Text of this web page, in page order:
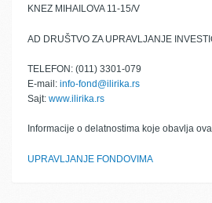
KNEZ MIHAILOVA 11-15/V
AD DRUŠTVO ZA UPRAVLJANJE
TELEFON: (011) 3301-079
E-mail: info-fond@ilirika.rs
Sajt: www.ilirika.rs
Informacije o delatnostima koje obavlja
UPRAVLJANJE FONDOVIMA